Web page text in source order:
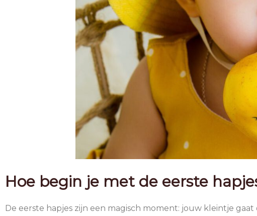
Hoe begin je met de eerste
De eerste hapjes zijn een magisch moment: jouw kleintje